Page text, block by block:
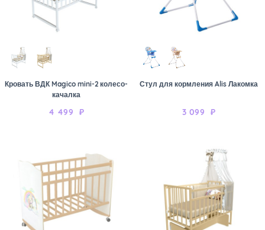
Кровать ВДК Magico mini-2 колесо-
качалка
4 499 ₽
Стул для кормления Alis Лакомка
3 099 ₽